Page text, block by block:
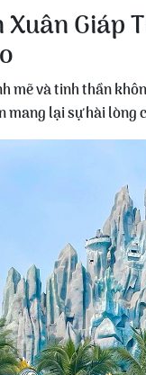
Giáp
và tinh thần
mang lại sự hài lòng